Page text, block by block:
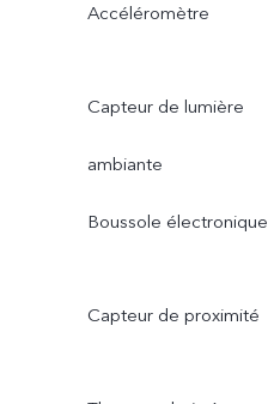
Accéléromètre
Capteur de lumière
ambiante
Boussole électronique
Capteur de proximité